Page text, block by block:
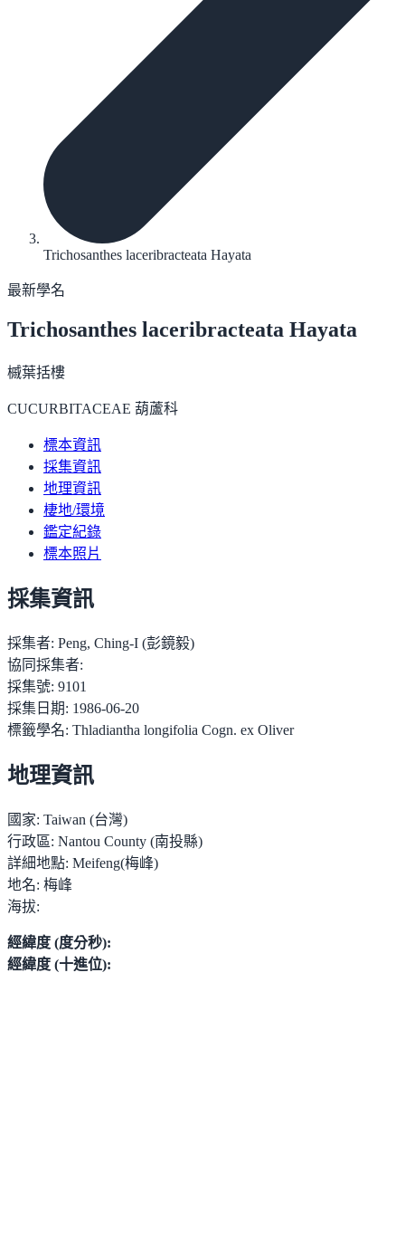
Trichosanthes laceribracteata Hayata
最新學名
Trichosanthes laceribracteata Hayata
槭葉括樓
CUCURBITACEAE 葫蘆科
標本資訊
採集資訊
地理資訊
棲地/環境
鑑定紀錄
標本照片
採集資訊
採集者: Peng, Ching-I (彭鏡毅)
協同採集者:
採集號: 9101
採集日期: 1986-06-20
標籤學名: Thladiantha longifolia Cogn. ex Oliver
地理資訊
國家: Taiwan (台灣)
行政區: Nantou County (南投縣)
詳細地點: Meifeng(梅峰)
地名: 梅峰
海拔:
經緯度 (度分秒):
經緯度 (十進位):